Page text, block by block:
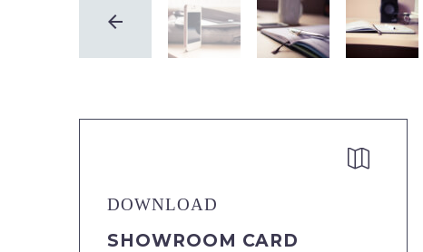


DOWNLOAD
SHOWROOM CARD